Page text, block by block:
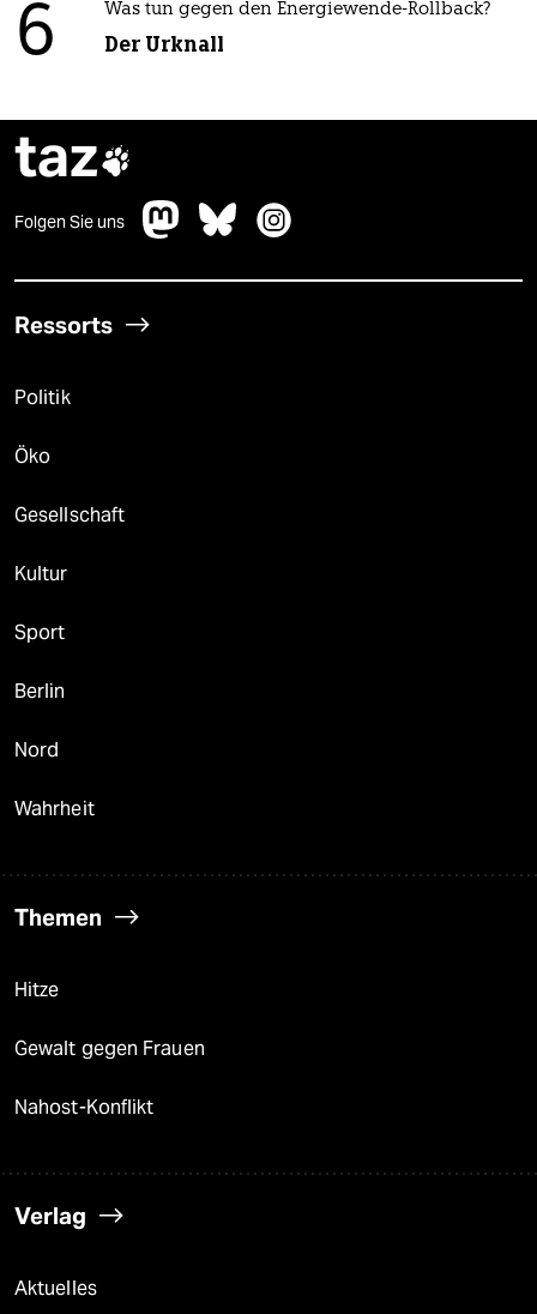
6 Was tun gegen den Energiewende-Rollback?
Der Urknall
taz
Folgen Sie uns
Ressorts
Politik
Öko
Gesellschaft
Kultur
Sport
Berlin
Nord
Wahrheit
Themen
Hitze
Gewalt gegen Frauen
Nahost-Konflikt
Verlag
Aktuelles